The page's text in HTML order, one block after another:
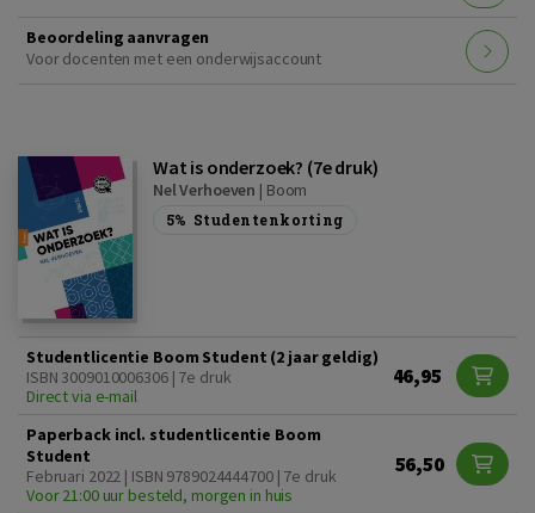
Beoordeling aanvragen
Voor docenten met een onderwijsaccount
Wat is onderzoek? (7e druk)
Nel Verhoeven | Boom
5% Studentenkorting
Studentlicentie Boom Student (2 jaar geldig)
ISBN 3009010006306 | 7e druk
Direct via e-mail
46,95
Paperback incl. studentlicentie Boom
Student
Februari 2022 | ISBN 9789024444700 | 7e druk
Voor 21:00 uur besteld, morgen in huis
56,50